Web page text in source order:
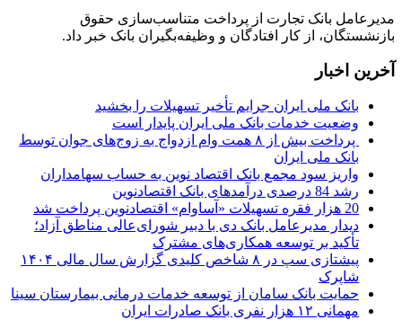
مدیرعامل بانک تجارت از پرداخت متناسب‌سازی حقوق
بازنشستگان، از کار افتادگان و وظیفه‌بگیران بانک خبر داد.
آخرین اخبار
بانک ملی ایران جرایم تأخیر تسهیلات را بخشید
وضعیت خدمات بانک ملی ایران پایدار است
پرداخت بیش از ۸ همت وام ازدواج به زوج‌های جوان توسط
بانک ملی ایران
واریز سود مجمع بانک اقتصاد نوین به حساب سهامداران
رشد 84 درصدی درآمدهای بانک اقتصادنوین
20 هزار فقره تسهیلات «آساوام» اقتصادنوین پرداخت شد
دیدار مدیرعامل بانک دی با دبیر شورای‌عالی مناطق آزاد؛
تأکید بر توسعه همکاری‌های مشترک
پیشتازی سپ در ۸ شاخص کلیدی گزارش سال مالی ۱۴۰۴
شاپرک
حمایت بانک سامان از توسعه خدمات درمانی بیمارستان سینا
مهمانی ۱۲ هزار نفری بانک صادرات ایران